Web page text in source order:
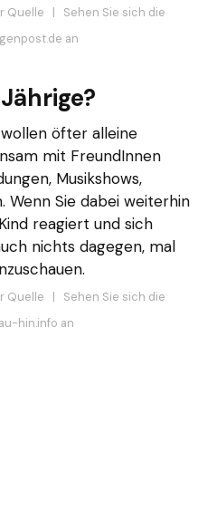
Quelle | Sehen Sie sich die
an
öfter alleine
mit FreundInnen
Musikshows,
Wenn Sie dabei weiterhin
reagiert und sich
nichts dagegen, mal
Quelle | Sehen Sie sich die
hin.info an